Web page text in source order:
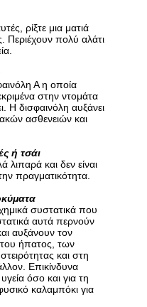
ρίξτε μια ματιά
Περιέχουν πολύ αλάτι
Α η οποία
στην ντομάτα
Η δισφαινόλη αυξάνει
ασθενειών και
ή τσάι
λιπαρά και δεν είναι
πραγματικότητα.
συστατικά που
αυτά περνούν
αυξάνουν τον
του ήπατος, των
και στη
Επικίνδυνα
όσο και για τη
καλαμπόκι για